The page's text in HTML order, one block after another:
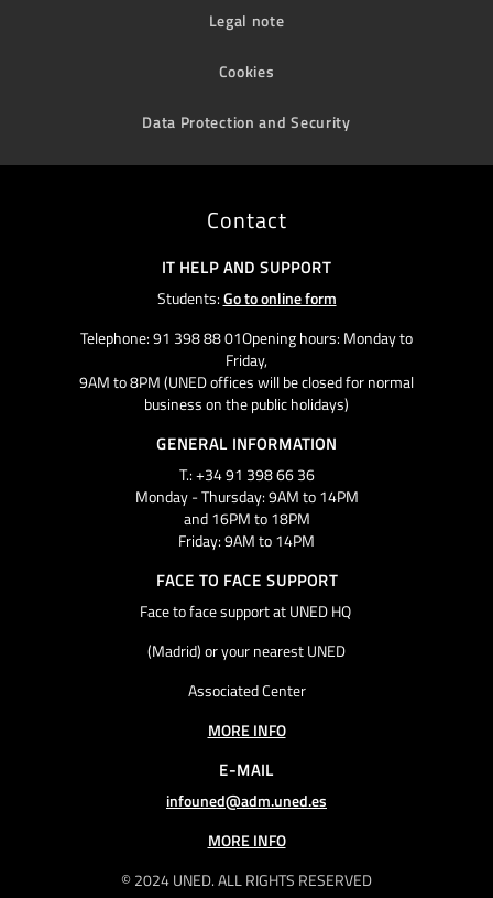
Legal note
Cookies
Data Protection and Security
© 2024 UNED. ALL RIGHTS RESERVED
Contact
IT HELP AND SUPPORT
Students:Go to online form
Telephone: 91 398 88 01Opening hours: Monday to
Friday,
9AM to 8PM (UNED offices will be closed for normal
business on the public holidays)
GENERAL INFORMATION
T.: +34 91 398 66 36
Monday - Thursday: 9AM to 14PM
and 16PM to 18PM
Friday: 9AM to 14PM
FACE TO FACE SUPPORT
Face to face support at UNED HQ
(Madrid) or your nearest UNED
Associated Center
MORE INFO
E-MAIL
infouned@adm.uned.es
MORE INFO